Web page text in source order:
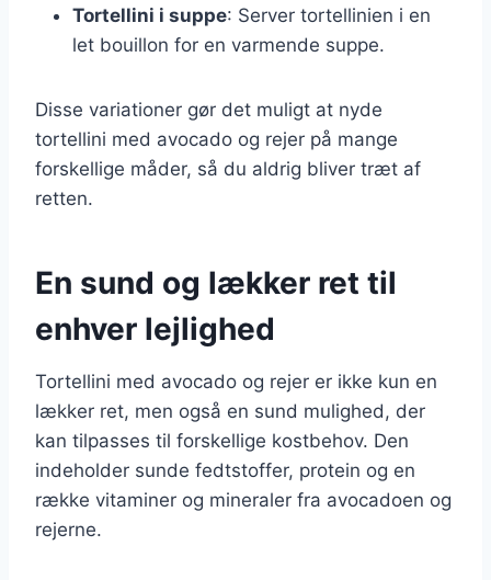
Tortellini i suppe: Server tortellinien i en
let bouillon for en varmende suppe.
Disse variationer gør det muligt at nyde
tortellini med avocado og rejer på mange
forskellige måder, så du aldrig bliver træt af
retten.
En sund og lækker ret til
enhver lejlighed
Tortellini med avocado og rejer er ikke kun en
lækker ret, men også en sund mulighed, der
kan tilpasses til forskellige kostbehov. Den
indeholder sunde fedtstoffer, protein og en
række vitaminer og mineraler fra avocadoen og
rejerne.